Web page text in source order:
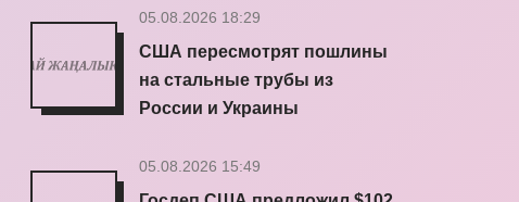
05.08.2026 18:29
США пересмотрят пошлины
на стальные трубы из
России и Украины
05.08.2026 15:49